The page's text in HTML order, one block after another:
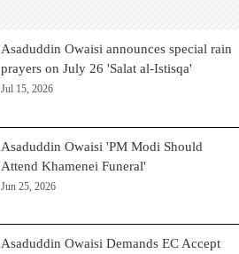
Asaduddin Owaisi announces special rain
prayers on July 26 'Salat al-Istisqa'
Jul 15, 2026
Asaduddin Owaisi 'PM Modi Should
Attend Khamenei Funeral'
Jun 25, 2026
Asaduddin Owaisi Demands EC Accept